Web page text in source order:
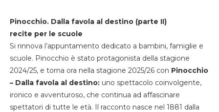
Pinocchio. Dalla favola al destino (parte II)
recite per le scuole
Si rinnova l’appuntamento dedicato a bambini, famiglie e
scuole. Pinocchio è stato protagonista della stagione
2024/25, e torna ora nella stagione 2025/26 con Pinocchio
– Dalla favola al destino: uno spettacolo coinvolgente,
ironico e avventuroso, che continua ad affascinare
spettatori di tutte le età. Il racconto nasce nel 1881 dalla